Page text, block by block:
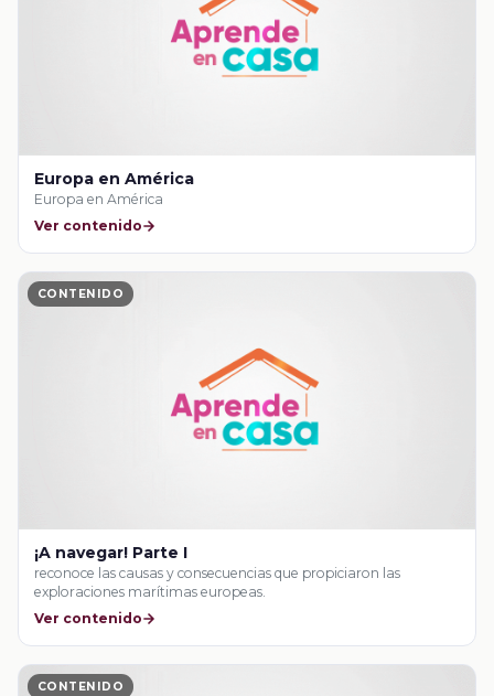
Europa en América
Europa en América
Ver contenido
CONTENIDO
¡A navegar! Parte I
reconoce las causas y consecuencias que propiciaron las
exploraciones marítimas europeas.
Ver contenido
CONTENIDO